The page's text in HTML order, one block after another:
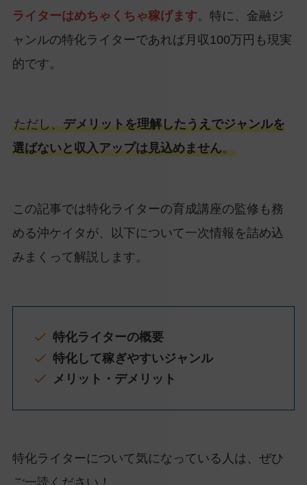
ライターはめちゃくちゃ稼げます。特に、金融ジ
ャンルの特化ライターであれば月収100万円も現実
的です。
ただし、デメリットを理解したうえでジャンルを
選ばないと収入アップは見込めません。
この記事では特化ライターの育成講座の監修も務
める沖ケイタが、以下について一次情報を詰め込
みまくって解説します。
特化ライターの概要
特化して稼ぎやすいジャンル
メリット・デメリット
特化ライターについて気になっている人は、ぜひ